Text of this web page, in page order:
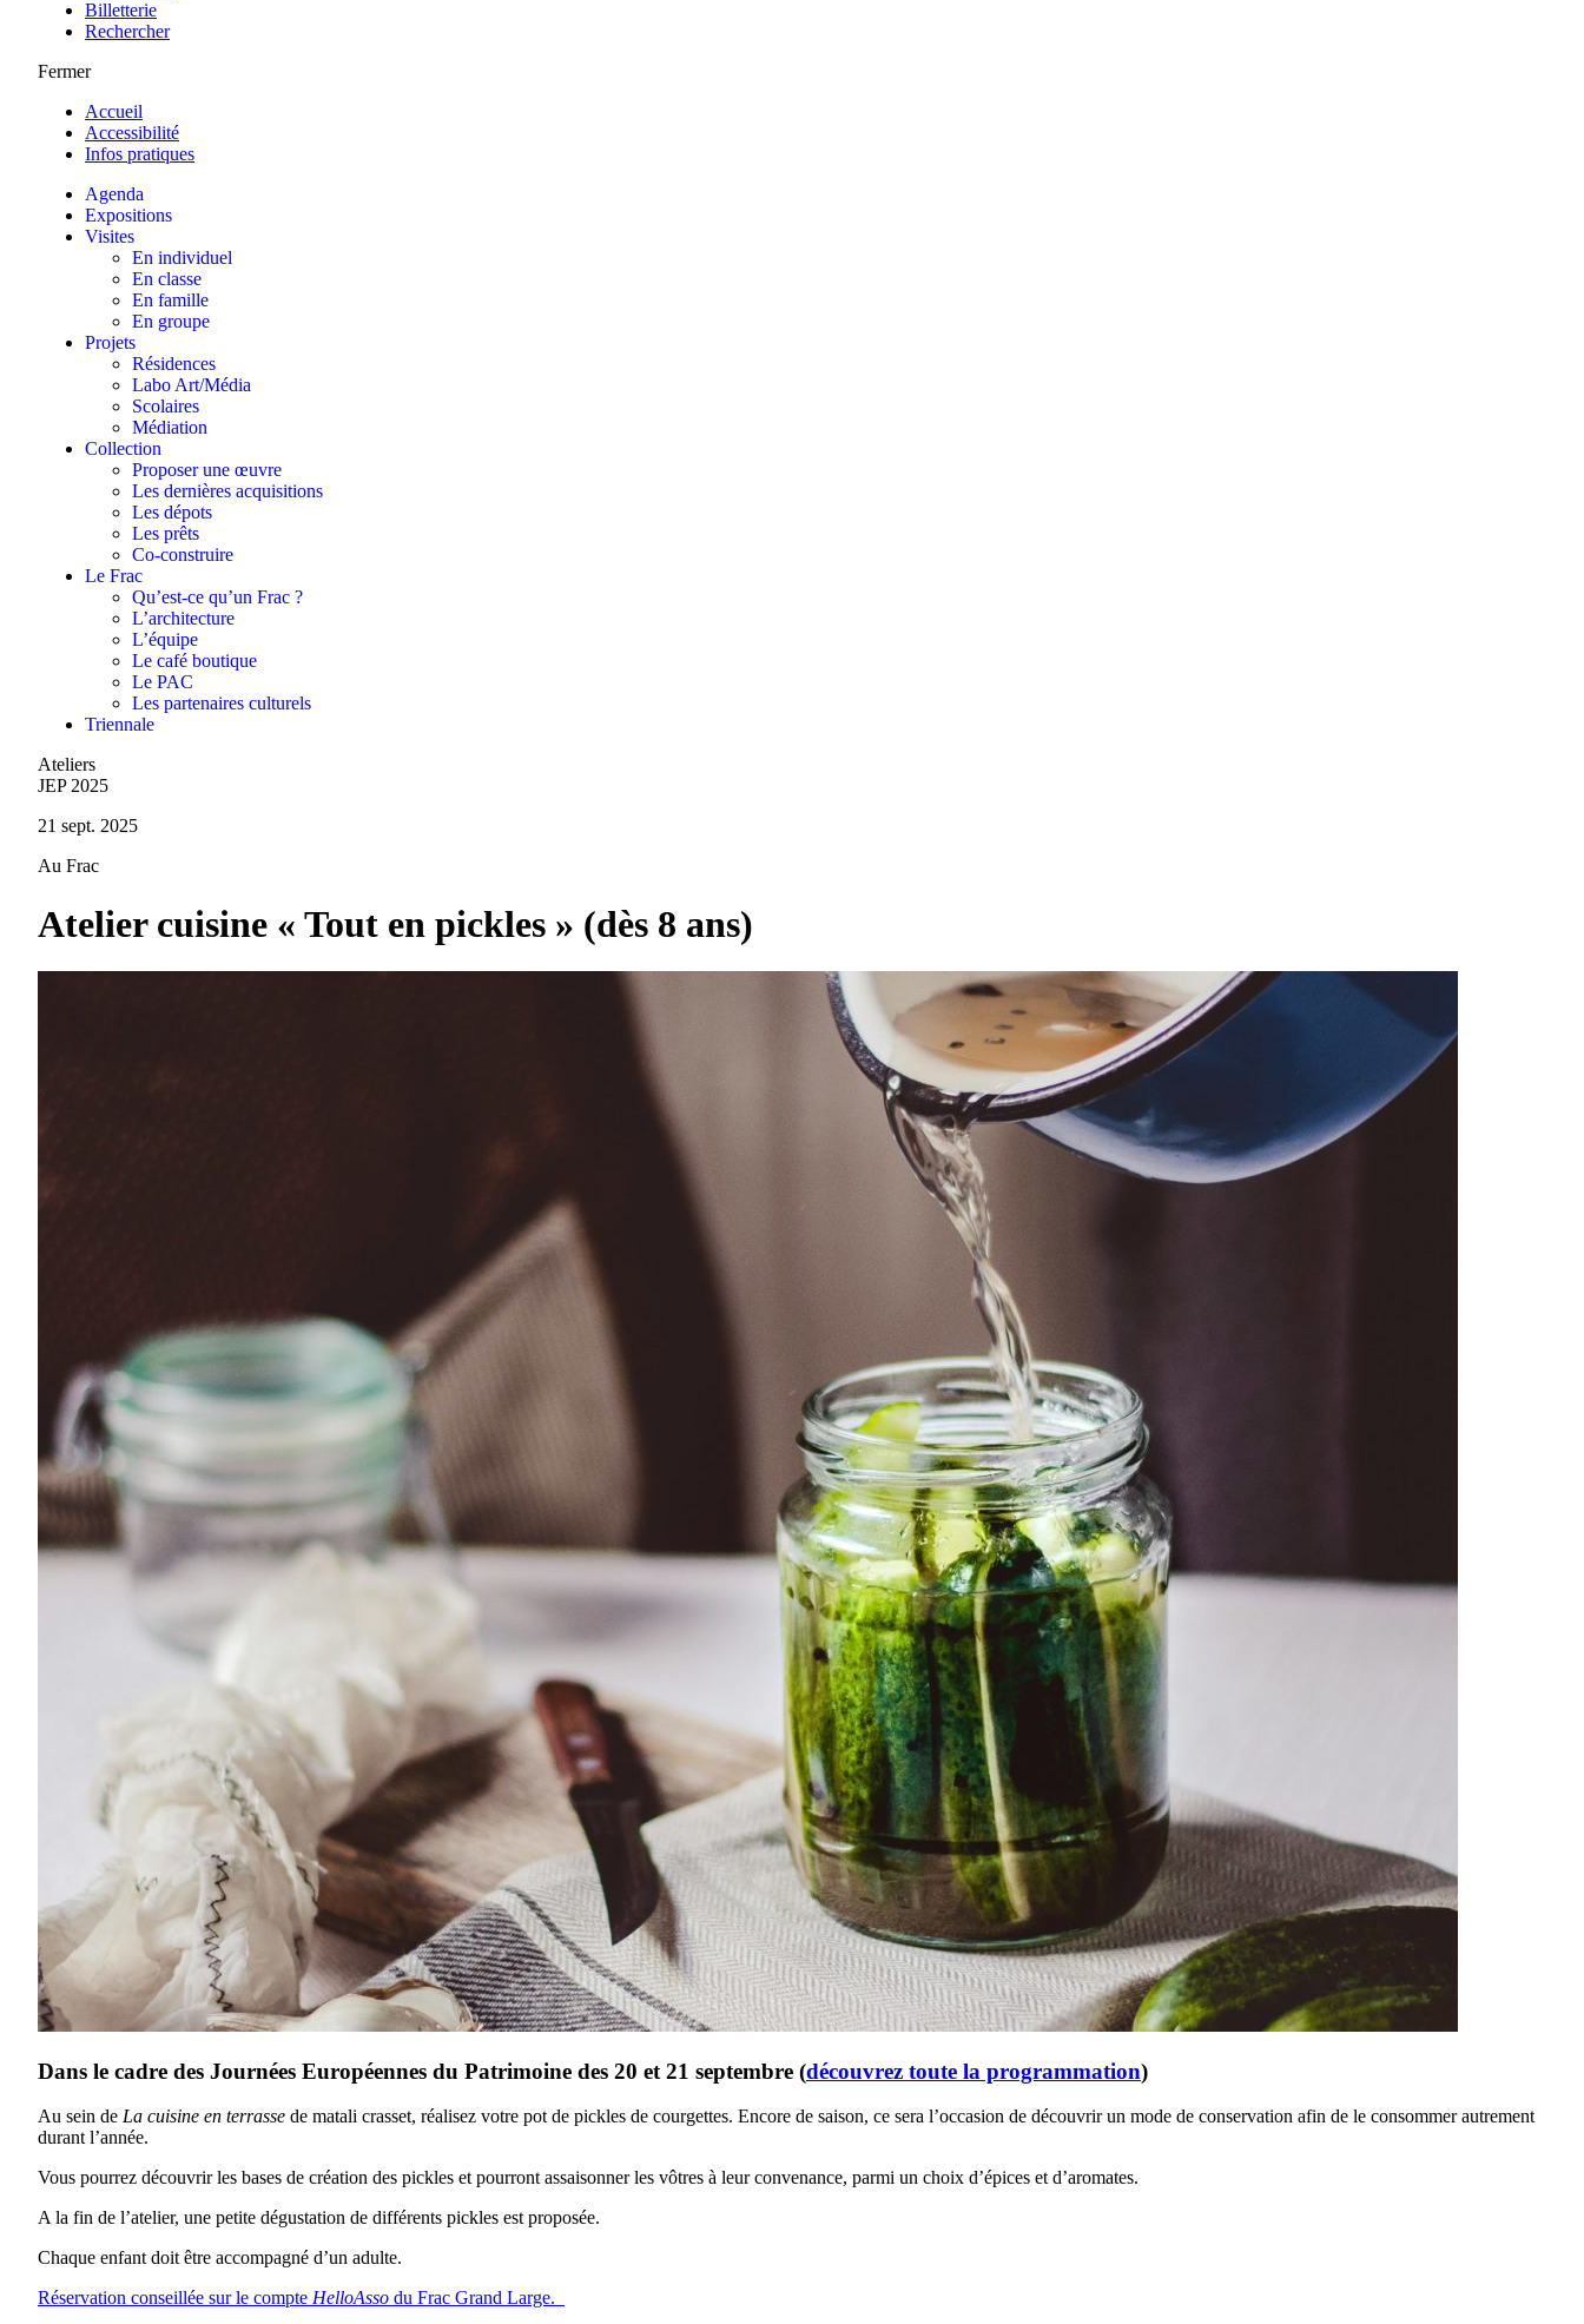
Billetterie
Rechercher
Fermer
Accueil
Accessibilité
Infos pratiques
Agenda
Expositions
Visites
En individuel
En classe
En famille
En groupe
Projets
Résidences
Labo Art/Média
Scolaires
Médiation
Collection
Proposer une œuvre
Les dernières acquisitions
Les dépots
Les prêts
Co-construire
Le Frac
Qu’est-ce qu’un Frac ?
L’architecture
L’équipe
Le café boutique
Le PAC
Les partenaires culturels
Triennale
Ateliers
JEP 2025
21 sept. 2025
Au Frac
Atelier cuisine « Tout en pickles » (dès 8 ans)
Dans le cadre des Journées Européennes du Patrimoine des 20 et 21 septembre (découvrez toute la programmation)
Au sein de La cuisine en terrasse de matali crasset, réalisez votre pot de pickles de courgettes. Encore de saison, ce sera l’occasion de découvrir un mode de conservation afin de le consommer autrement
durant l’année.
Vous pourrez découvrir les bases de création des pickles et pourront assaisonner les vôtres à leur convenance, parmi un choix d’épices et d’aromates.
A la fin de l’atelier, une petite dégustation de différents pickles est proposée.
Chaque enfant doit être accompagné d’un adulte.
Réservation conseillée sur le compte HelloAsso du Frac Grand Large.